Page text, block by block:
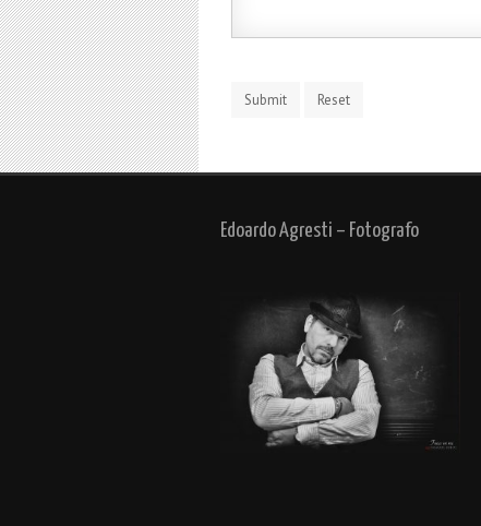
Edoardo Agresti – Fotografo